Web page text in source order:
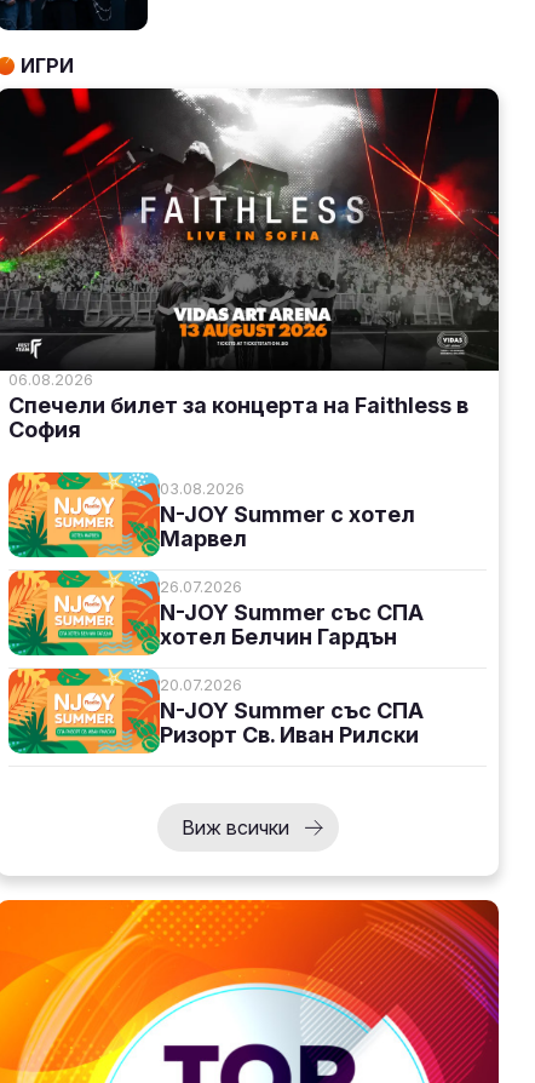
ИГРИ
06.08.2026
Спечели билет за концерта на Faithless в
София
03.08.2026
N-JOY Summer с хотел
Марвел
26.07.2026
N-JOY Summer със СПА
хотел Белчин Гардън
20.07.2026
N-JOY Summer със СПА
Ризорт Св. Иван Рилски
Виж всички